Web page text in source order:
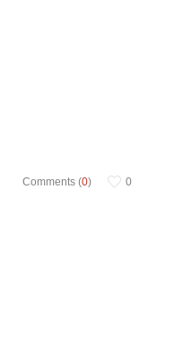
Comments (0) 0